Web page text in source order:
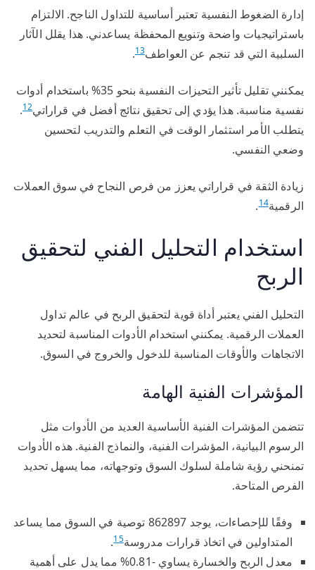
إدارة الضغوط النفسية تعتبر أساسية للتداول الناجح. الالتزام
باستراتيجيات واضحة وتنويع المحفظة يساعدني. هذا يقلل الآثار
السلبية التي قد تنجم عن العواطف13
.
يمكنني تقليل تأثير التحيزات النفسية بنحو 35% باستخدام أدوات
نفسية مناسبة. هذا يؤدي إلى تحقيق نتائج أفضل في قراراتي12
.
يتطلب الأمر استثمار الوقت في التعلم والتدريب لتحسين
وضعي النفسي.
زيادة الثقة في قراراتي يعزز من فرص النجاح في سوق العملات
الرقمية14
.
استخدام التحليل الفني لتحقيق
الربح
التحليل الفني يعتبر أداة قوية لتحقيق الربح في عالم تداول
العملات الرقمية. يمكنني استخدام الأدوات المناسبة لتحديد
الاتجاهات والأوقات المناسبة للدخول والخروج في السوق.
المؤشرات الفنية الهامة
تتضمن المؤشرات الفنية الأساسية العديد من الأدوات مثل
الرسوم البيانية، المؤشرات الفنية، والنماذج الفنية. هذه الأدوات
تمنحني رؤية شاملة لسلوك السوق وتوجهاته، مما يسهل تحديد
الفرص المتاحة.
وفقًا للإحصاءات، يوجد 862897 توصية في السوق مما يساعد
المتداولين في اتخاذ قرارات مدروسة15
.
معدل الربح والخسارة يساوي -0.81% مما يدل على أهمية